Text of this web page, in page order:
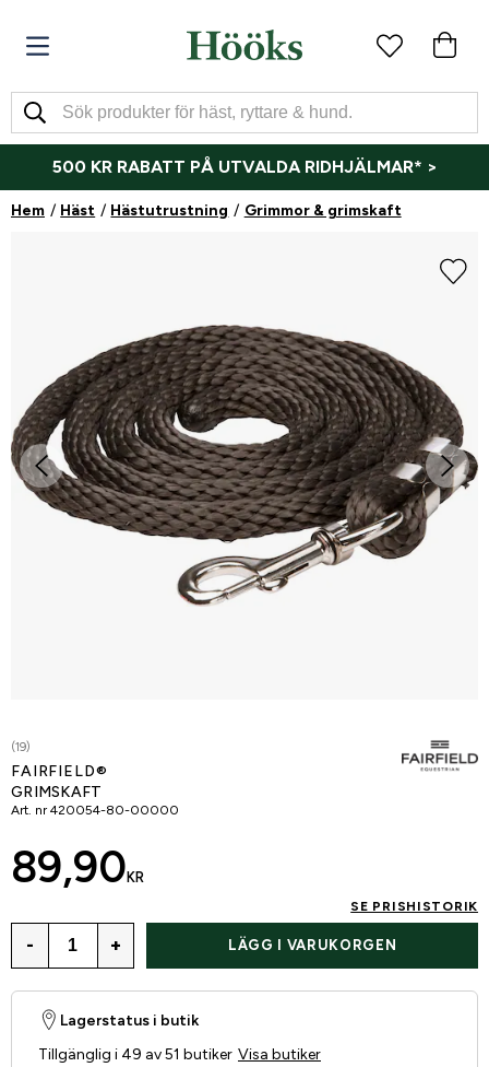
500 KR RABATT PÅ UTVALDA RIDHJÄLMAR* >
Hem Häst Hästutrustning Grimmor & grimskaft
(19)
FAIRFIELD®
GRIMSKAFT
Art. nr 420054-80-00000
89,90 KR
SE PRISHISTORIK
- + LÄGG I VARUKORGEN
Lagerstatus i butik
Tillgänglig i 49 av 51 butiker Visa butiker